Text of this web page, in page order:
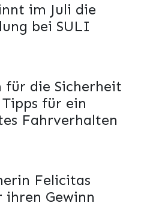
im Juli die
bei SULI
für die Sicherheit
für ein
Fahrverhalten
Felicitas
Gewinn